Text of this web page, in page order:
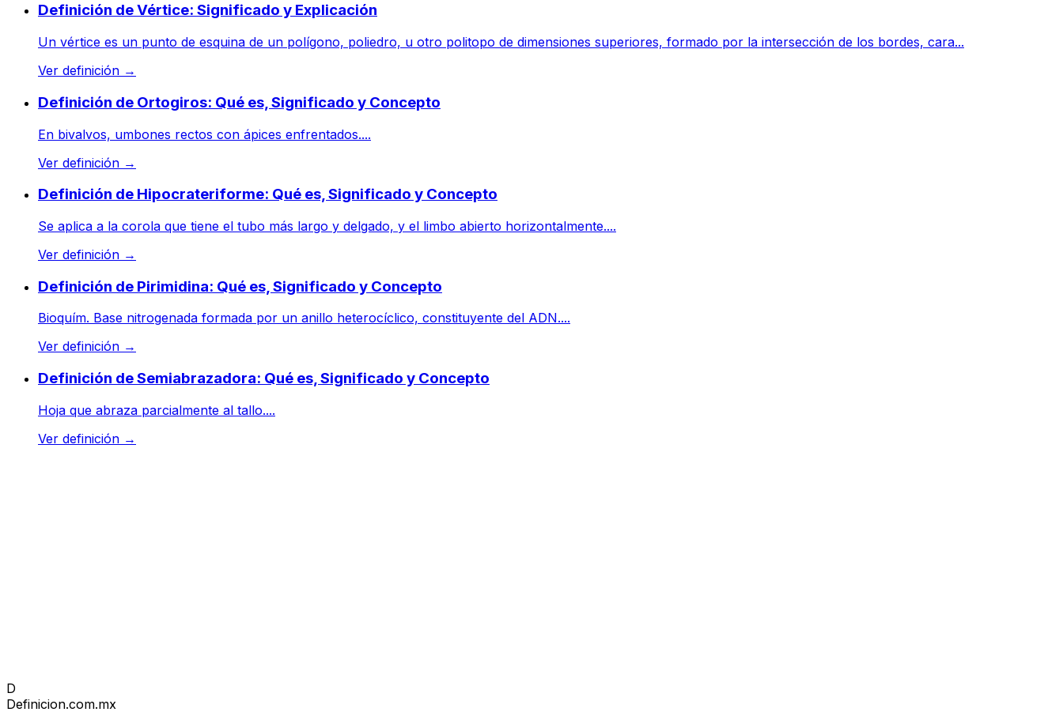
Definición de Vértice: Significado y Explicación
Un vértice es un punto de esquina de un polígono, poliedro, u otro politopo de dimensiones superiores, formado por la intersección de los bordes, cara...
Ver definición →
Definición de Ortogiros: Qué es, Significado y Concepto
En bivalvos, umbones rectos con ápices enfrentados....
Ver definición →
Definición de Hipocrateriforme: Qué es, Significado y Concepto
Se aplica a la corola que tiene el tubo más largo y delgado, y el limbo abierto horizontalmente....
Ver definición →
Definición de Pirimidina: Qué es, Significado y Concepto
Bioquím. Base nitrogenada formada por un anillo heterocíclico, constituyente del ADN....
Ver definición →
Definición de Semiabrazadora: Qué es, Significado y Concepto
Hoja que abraza parcialmente al tallo....
Ver definición →
D
Definicion.com.mx